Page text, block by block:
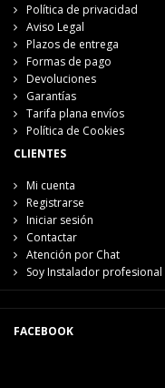
Política de privacidad
Aviso Legal
Plazos de entrega
Formas de pago
Devoluciones
Garantías
Tarifa plana envíos
Política de Cookies
CLIENTES
Mi cuenta
Registrarse
Iniciar sesión
Contactar
Atención por Chat
Soy Instalador profesional
FACEBOOK